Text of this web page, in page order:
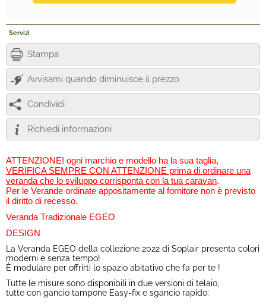
Servizi
Stampa
Avvisami quando diminuisce il prezzo
Condividi
Richiedi informazioni
ATTENZIONE! ogni marchio e modello ha la sua taglia,
VERIFICA SEMPRE CON ATTENZIONE prima di ordinare una
veranda che lo sviluppo corrisponta con la tua caravan.
Per le Verande ordinate appositamente al fornitore non è previsto
il diritto di recesso.
Veranda Tradizionale EGEO
DESIGN
La Veranda EGEO della collezione 2022 di Soplair presenta colori
moderni e senza tempo!
È modulare per offrirti lo spazio abitativo che fa per te !
Tutte le misure sono disponibili in due versioni di telaio,
tutte con gancio tampone Easy-fix e sgancio rapido: